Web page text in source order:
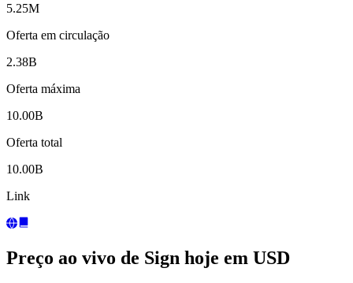
5.25M
Oferta em circulação
2.38B
Oferta máxima
10.00B
Oferta total
10.00B
Link
Preço ao vivo de Sign hoje em USD